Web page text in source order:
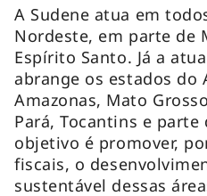
A Sudene atua em
Nordeste, em parte de
Espírito Santo. Já a
abrange os estados do
Amazonas, Mato
Pará, Tocantins e parte
objetivo é promover,
fiscais, o
sustentável dessas